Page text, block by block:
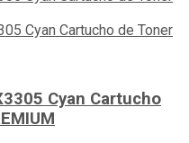
Cyan Cartucho